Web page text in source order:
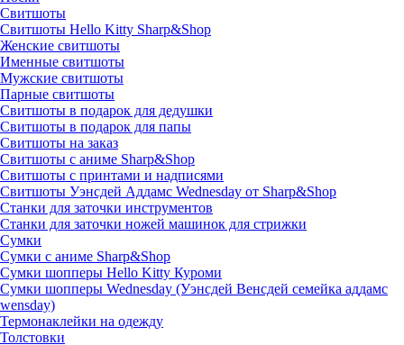
Свитшоты
Cвитшоты Hello Kitty Sharp&Shop
Женские свитшоты
Именные свитшоты
Мужские свитшоты
Парные свитшоты
Свитшоты в подарок для дедушки
Свитшоты в подарок для папы
Свитшоты на заказ
Свитшоты с аниме Sharp&Shop
Свитшоты с принтами и надписями
Свитшоты Уэнсдей Аддамс Wednesday от Sharp&Shop
Станки для заточки инструментов
Станки для заточки ножей машинок для стрижки
Сумки
Сумки с аниме Sharp&Shop
Сумки шопперы Hello Kitty Куроми
Сумки шопперы Wednesday (Уэнсдей Венсдей семейка аддамс
wensday)
Термонаклейки на одежду
Толстовки